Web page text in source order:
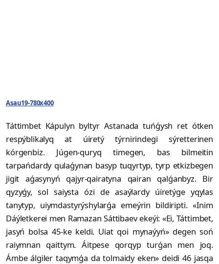
Asau19-780x400
Táttimbet Kápulyn byltyr Astanada tuńǵysh ret ótken
respýblikalyq at úiretý týrnirindegi sýretterinen
kórgenbiz. Júgen-quryq timegen, bas bilmeitin
tarpańdardy qulaǵynan basyp tuqyrtyp, tyrp etkizbegen
jigit aǵasynyń qajyr-qairatyna qairan qalǵanbyz. Bir
qyzyǵy, sol saiysta ózi de asaýlardy úiretýge yqylas
tanytyp, uiymdastyrýshylarǵa emeýrin bildiripti. «Inim
Dáýletkerei men Ramazan Sáttibaev ekeýi: «Ei, Táttimbet,
jasyń bolsa 45-ke keldi. Uiat qoi mynaýyń» degen soń
raiymnan qaittym. Áitpese qorqyp turǵan men joq.
Ámbe álgiler taqymǵa da tolmaidy eken» deidi 46 jasqa